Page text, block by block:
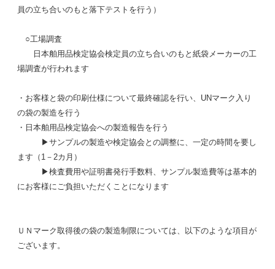
員の立ち合いのもと落下テストを行う）
○工場調査
日本舶用品検定協会検定員の立ち合いのもと紙袋メーカーの工
場調査が行われます
・お客様と袋の印刷仕様について最終確認を行い、UNマーク入り
の袋の製造を行う
・日本舶用品検定協会への製造報告を行う
▶︎サンプルの製造や検定協会との調整に、一定の時間を要し
ます（1－2カ月）
▶︎検査費用や証明書発行手数料、サンプル製造費等は基本的
にお客様にご負担いただくことになります
ＵＮマーク取得後の袋の製造制限については、以下のような項目が
ございます。